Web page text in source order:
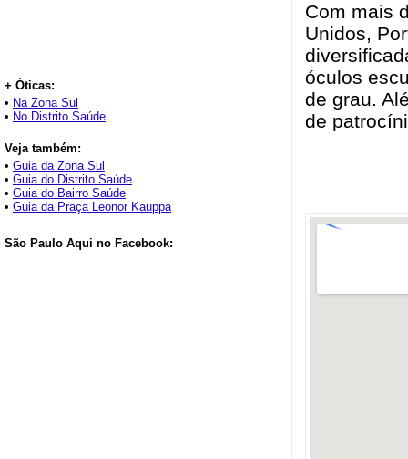
+ Óticas:
• Na Zona Sul
• No Distrito Saúde
Veja também:
• Guia da Zona Sul
• Guia do Distrito Saúde
• Guia do Bairro Saúde
• Guia da Praça Leonor Kauppa
São Paulo Aqui no Facebook:
Com mais
Unidos,
óculos
de grau.
de